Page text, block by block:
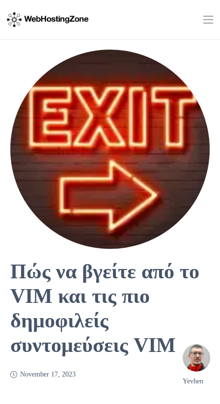
Πώς να βγείτε από το
VIM και τις πιο
δημοφιλείς
συντομεύσεις VIM
November 17, 2023
Yevhen